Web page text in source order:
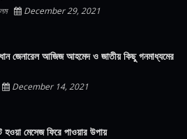
December 29, 2021
জেনারেল আজিজ আহমেদ ও জাতীয় কিছু গনমাধ্যমের
December 14, 2021
হওয়া মেসেজ ফিরে পাওয়ার উপায়